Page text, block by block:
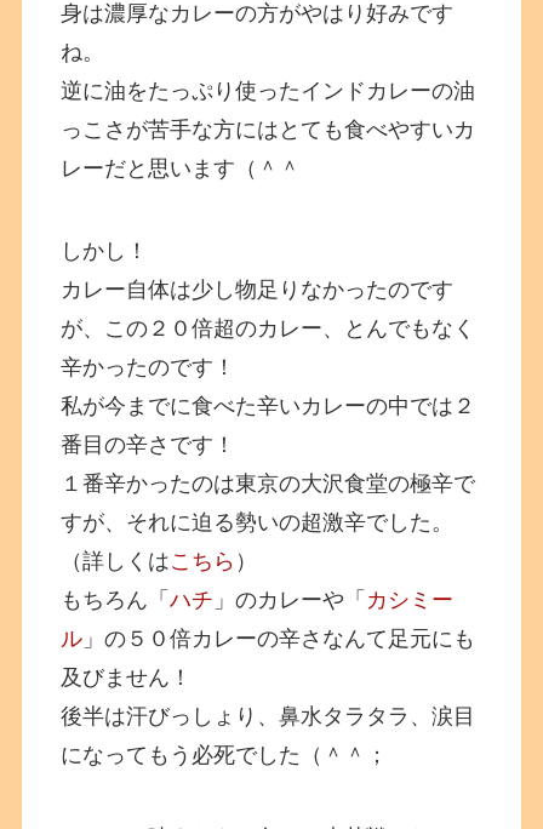
身は濃厚なカレーの方がやはり好みです
ね。
逆に油をたっぷり使ったインドカレーの油
っこさが苦手な方にはとても食べやすいカ
レーだと思います（＾＾
しかし！
カレー自体は少し物足りなかったのです
が、この２０倍超のカレー、とんでもなく
辛かったのです！
私が今までに食べた辛いカレーの中では２
番目の辛さです！
１番辛かったのは東京の大沢食堂の極辛で
すが、それに迫る勢いの超激辛でした。
（詳しくはこちら ）
もちろん「ハチ 」のカレーや「 カシミー
ル 」の５０倍カレーの辛さなんて足元にも
及びません！
後半は汗びっしょり、鼻水タラタラ、涙目
になってもう必死でした（＾＾；